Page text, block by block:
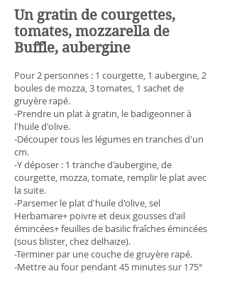
Un gratin de courgettes,
tomates, mozzarella de
Buffle, aubergine
Pour 2 personnes : 1 courgette, 1 aubergine, 2
boules de mozza, 3 tomates, 1 sachet de
gruyère rapé.
-Prendre un plat à gratin, le badigeonner à
l'huile d'olive.
-Découper tous les légumes en tranches d'un
cm.
-Y déposer : 1 tranche d'aubergine, de
courgette, mozza, tomate, remplir le plat avec
la suite.
-Parsemer le plat d'huile d'olive, sel
Herbamare+ poivre et deux gousses d'ail
émincées+ feuilles de basilic fraîches émincées
(sous blister, chez delhaize).
-Terminer par une couche de gruyère rapé.
-Mettre au four pendant 45 minutes sur 175°